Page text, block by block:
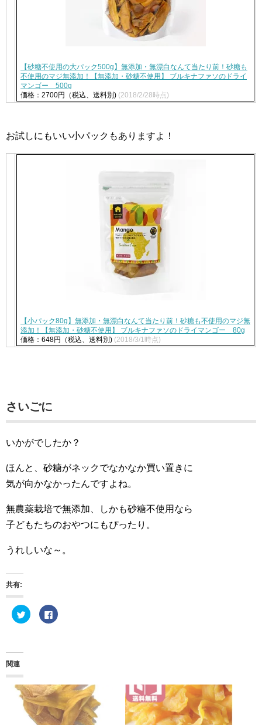
【砂糖不使用の大パック500g】無添加・無漂白なんて当たり前！砂糖も
不使用のマジ無添加！【無添加・砂糖不使用】 ブルキナファソのドライ
マンゴー 500g
価格：2700円（税込、送料別) (2018/2/28時点)
お試しにもいい小パックもありますよ！
【小パック80g】無添加・無漂白なんて当たり前！砂糖も不使用のマジ無
添加！【無添加・砂糖不使用】 ブルキナファソのドライマンゴー 80g
価格：648円（税込、送料別) (2018/3/1時点)
さいごに
いかがでしたか？
ほんと、砂糖がネックでなかなか買い置きに
気が向かなかったんですよね。
無農薬栽培で無添加、しかも砂糖不使用なら
子どもたちのおやつにもぴったり。
うれしいな～。
共有:
ク
リ
t
e
r
で
共
有
F
a
有
す
に
は
ク
関連